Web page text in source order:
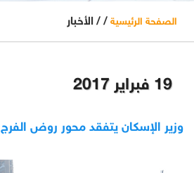
الصفحة الرئيسية / / الأخبار
19 فبراير 2017
وزير الإسكان يتفقد محور روض الفرج